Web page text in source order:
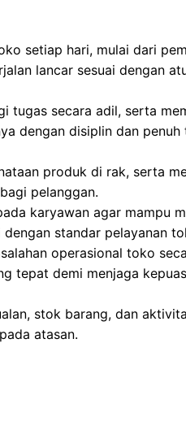
setiap hari, mulai dari
lancar sesuai dengan
tugas secara adil, serta
dengan disiplin dan penuh
produk di rak, serta
pelanggan.
karyawan agar mampu
standar pelayanan
operasional toko
tepat demi menjaga
stok barang, dan
atasan.